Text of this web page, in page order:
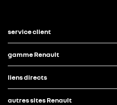
service client
gamme Renault
liens directs
autres sites Renault